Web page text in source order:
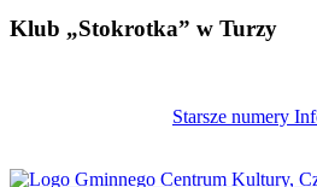
Klub „Stokrotka” w Turzy
Starsze numery